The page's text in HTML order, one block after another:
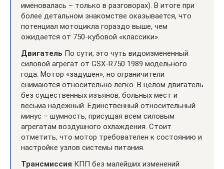
именовалась – только в разговорах). В итоге при
более детальном знакомстве оказывается, что
потенциал мотоцикла гораздо выше, чем
ожидается от 750-кубовой «классики».
Двигатель По сути, это чуть видоизмененный
силовой агрегат от GSX-R750 1989 модельного
года. Мотор «задушен», но ограничители
снимаются относительно легко. В целом двигатель
без существенных изъянов, больных мест и
весьма надежный. Единственный относительный
минус – шумность, присущая всем силовым
агрегатам воздушного охлаждения. Стоит
отметить, что мотор требователен к состоянию и
настройке узлов системы питания.
Трансмиссия КПП без малейших изменений